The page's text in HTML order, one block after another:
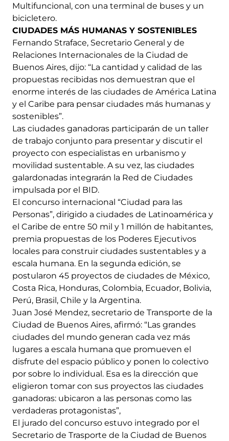
Multifuncional, con una terminal de buses y un
bicicletero.
CIUDADES MÁS HUMANAS Y SOSTENIBLES
Fernando Straface, Secretario General y de
Relaciones Internacionales de la Ciudad de
Buenos Aires, dijo: “La cantidad y calidad de las
propuestas recibidas nos demuestran que el
enorme interés de las ciudades de América Latina
y el Caribe para pensar ciudades más humanas y
sostenibles”.
Las ciudades ganadoras participarán de un taller
de trabajo conjunto para presentar y discutir el
proyecto con especialistas en urbanismo y
movilidad sustentable. A su vez, las ciudades
galardonadas integrarán la Red de Ciudades
impulsada por el BID.
El concurso internacional “Ciudad para las
Personas”, dirigido a ciudades de Latinoamérica y
el Caribe de entre 50 mil y 1 millón de habitantes,
premia propuestas de los Poderes Ejecutivos
locales para construir ciudades sustentables y a
escala humana. En la segunda edición, se
postularon 45 proyectos de ciudades de México,
Costa Rica, Honduras, Colombia, Ecuador, Bolivia,
Perú, Brasil, Chile y la Argentina.
Juan José Mendez, secretario de Transporte de la
Ciudad de Buenos Aires, afirmó: “Las grandes
ciudades del mundo generan cada vez más
lugares a escala humana que promueven el
disfrute del espacio público y ponen lo colectivo
por sobre lo individual. Esa es la dirección que
eligieron tomar con sus proyectos las ciudades
ganadoras: ubicaron a las personas como las
verdaderas protagonistas”,
El jurado del concurso estuvo integrado por el
Secretario de Trasporte de la Ciudad de Buenos